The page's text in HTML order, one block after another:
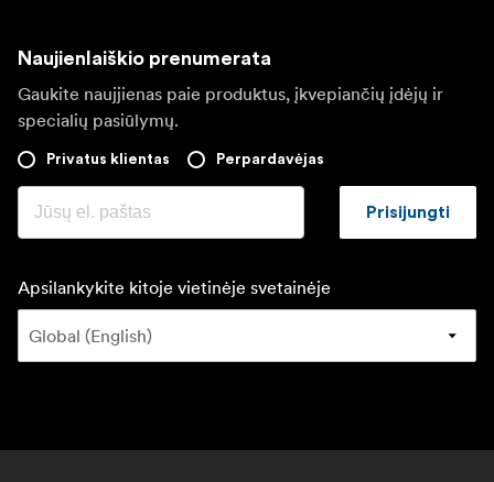
Naujienlaiškio prenumerata
Gaukite naujjienas paie produktus, įkvepiančių įdėjų ir
specialių pasiūlymų.
Privatus klientas Perpardavėjas
Prisijungti
Apsilankykite kitoje vietinėje svetainėje